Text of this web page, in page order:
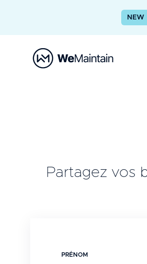
NEW
Partagez vos
PRÉNOM